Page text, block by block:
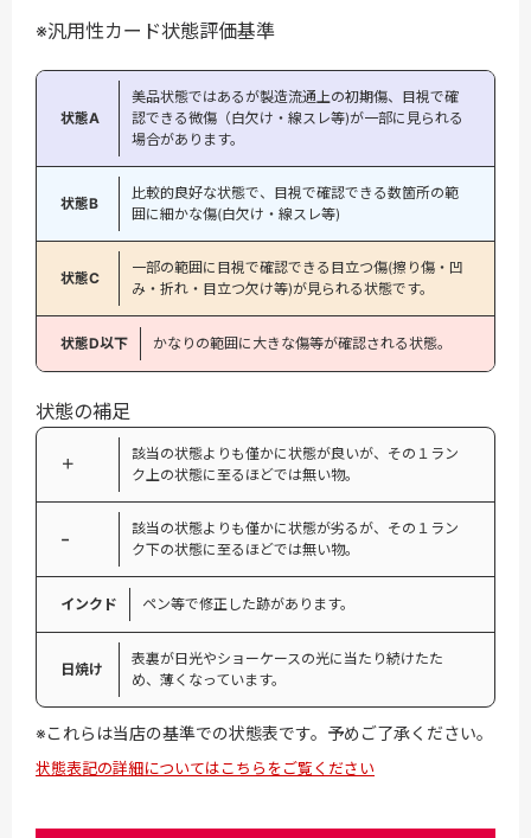
※汎用性カード状態評価基準
状態A
美品状態ではあるが製造流通上の初期傷、目視で確
認できる微傷（白欠け・線スレ等)が一部に見られる
場合があります。
状態B
比較的良好な状態で、目視で確認できる数箇所の範
囲に細かな傷(白欠け・線スレ等)
状態C
一部の範囲に目視で確認できる目立つ傷(擦り傷・凹
み・折れ・目立つ欠け等)が見られる状態です。
状態D以下 かなりの範囲に大きな傷等が確認される状態。
状態の補足
＋
該当の状態よりも僅かに状態が良いが、その１ラン
ク上の状態に至るほどでは無い物。
−
該当の状態よりも僅かに状態が劣るが、その１ラン
ク下の状態に至るほどでは無い物。
インクド ペン等で修正した跡があります。
日焼け
表裏が日光やショーケースの光に当たり続けたた
め、薄くなっています。
※これらは当店の基準での状態表です。予めご了承ください。
状態表記の詳細についてはこちらをご覧ください